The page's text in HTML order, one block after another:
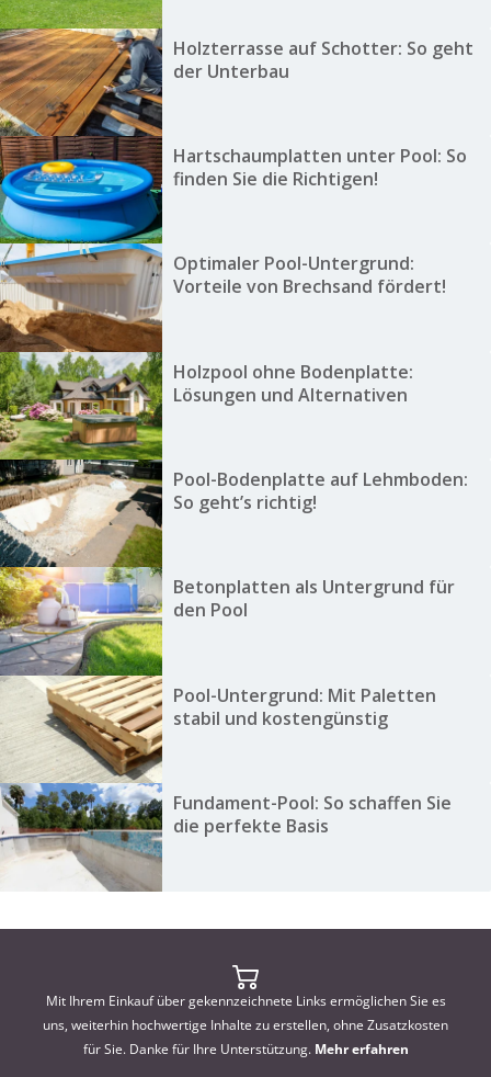
Holzterrasse auf Schotter: So geht
der Unterbau
Hartschaumplatten unter Pool: So
finden Sie die Richtigen!
Optimaler Pool-Untergrund:
Vorteile von Brechsand fördert!
Holzpool ohne Bodenplatte:
Lösungen und Alternativen
Pool-Bodenplatte auf Lehmboden:
So geht’s richtig!
Betonplatten als Untergrund für
den Pool
Pool-Untergrund: Mit Paletten
stabil und kostengünstig
Fundament-Pool: So schaffen Sie
die perfekte Basis
Mit Ihrem Einkauf über gekennzeichnete Links ermöglichen Sie es
uns, weiterhin hochwertige Inhalte zu erstellen, ohne Zusatzkosten
für Sie. Danke für Ihre Unterstützung. Mehr erfahren